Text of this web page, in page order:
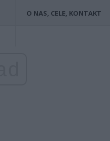
O NAS, CELE, KONTAKT